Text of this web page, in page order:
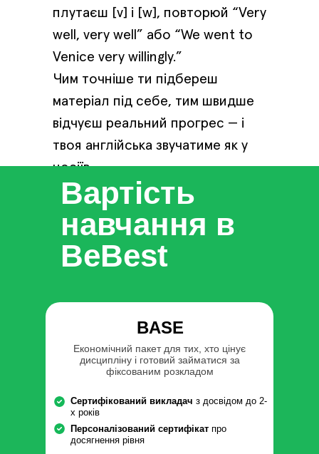
плутаєш [v] і [w], повторюй “Very
well, very well” або “We went to
Venice very willingly.”
Чим точніше ти підбереш
матеріал під себе, тим швидше
відчуєш реальний прогрес — і
твоя англійська звучатиме як у
носіїв.
Вартість
навчання в
BeBest
BASE
Сертифікований викладач з досвідом до 2-
х років
Персоналізований сертифікат про
досягнення рівня
Економічний пакет для тих, хто цінує
дисципліну і готовий займатися за
фіксованим розкладом